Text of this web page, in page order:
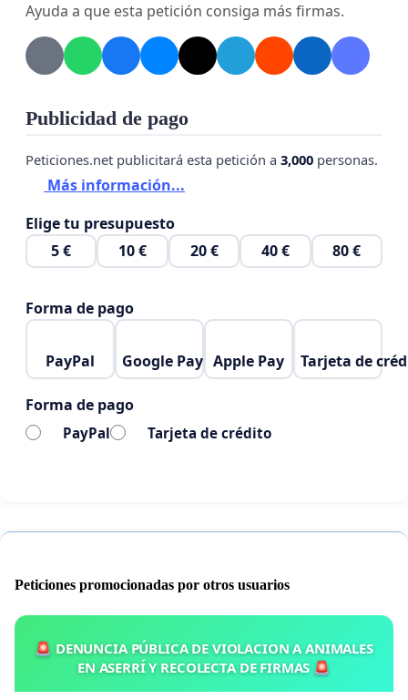
Ayuda a que esta petición consiga más firmas.
Publicidad de pago
Peticiones.net publicitará esta petición a 3,000 personas.
Más información...
Elige tu presupuesto
5 €
10 € 20 € 40 € 80 €
Forma de pago
PayPal Google Pay Apple Pay Tarjeta de
Forma de pago
PayPal Tarjeta de crédito
Peticiones promocionadas por otros usuarios
🚨 DENUNCIA PÚBLICA DE VIOLACION A ANIMALES
EN ASERRÍ Y RECOLECTA DE FIRMAS 🚨